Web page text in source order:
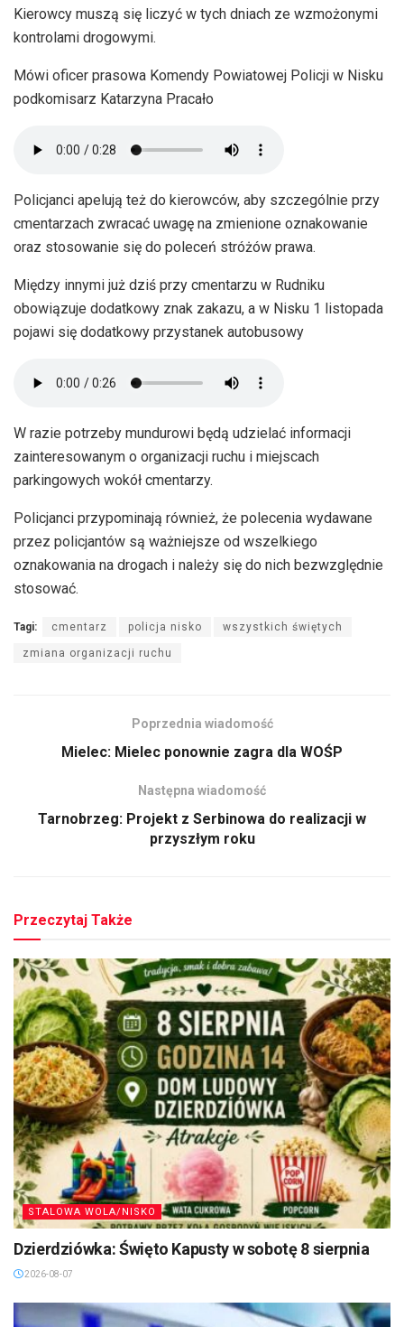
Kierowcy muszą się liczyć w tych dniach ze wzmożonymi
kontrolami drogowymi.
Mówi oficer prasowa Komendy Powiatowej Policji w Nisku
podkomisarz Katarzyna Pracało
Policjanci apelują też do kierowców, aby szczególnie przy
cmentarzach zwracać uwagę na zmienione oznakowanie
oraz stosowanie się do poleceń stróżów prawa.
Między innymi już dziś przy cmentarzu w Rudniku
obowiązuje dodatkowy znak zakazu, a w Nisku 1 listopada
pojawi się dodatkowy przystanek autobusowy
W razie potrzeby mundurowi będą udzielać informacji
zainteresowanym o organizacji ruchu i miejscach
parkingowych wokół cmentarzy.
Policjanci przypominają również, że polecenia wydawane
przez policjantów są ważniejsze od wszelkiego
oznakowania na drogach i należy się do nich bezwzględnie
stosować.
Tagi: cmentarz policja nisko wszystkich świętych
zmiana organizacji ruchu
Poprzednia wiadomość
Mielec: Mielec ponownie zagra dla WOŚP
Następna wiadomość
Tarnobrzeg: Projekt z Serbinowa do realizacji w
przyszłym roku
Przeczytaj Także
STALOWA WOLA/NISKO
Dzierdziówka: Święto Kapusty w sobotę 8 sierpnia
2026-08-07